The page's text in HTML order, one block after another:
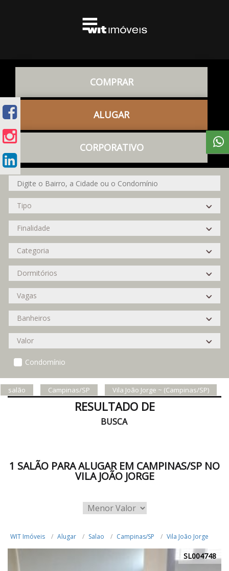
COMPRAR
ALUGAR
CORPORATIVO
Condomínio
salão Campinas/SP Vila João Jorge ~ (Campinas/SP)
RESULTADO DE
BUSCA
1 SALÃO PARA ALUGAR EM CAMPINAS/SP NO
VILA JOÃO JORGE
WIT Imóveis Alugar Salao Campinas/SP Vila João Jorge
SL004748